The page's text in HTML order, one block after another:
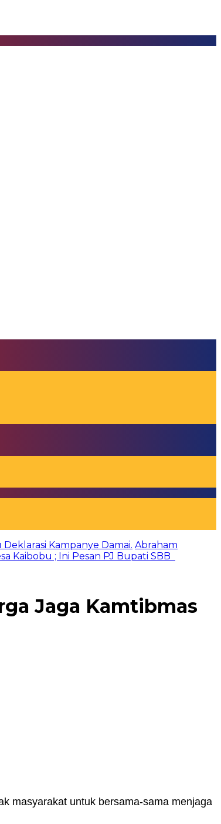
Kampanye Damai. Abraham
Kaibobu ; Ini Pesan PJ Bupati SBB
Jaga Kamtibmas
masyarakat untuk bersama-sama menjaga